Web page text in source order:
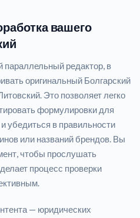
вашего
редактор, в
оригинальный Болгарский
Это позволяет легко
формулировки для
убедиться в правильности
или названий брендов. Вы
чтобы прослушать
процесс проверки
— юридических